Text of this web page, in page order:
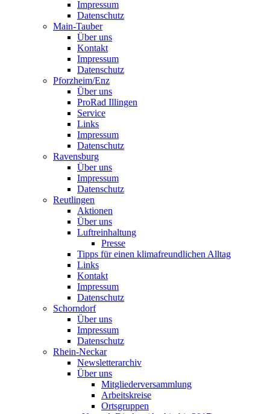
Impressum
Datenschutz
Main-Tauber
Über uns
Kontakt
Impressum
Datenschutz
Pforzheim/Enz
Über uns
ProRad Illingen
Service
Links
Impressum
Datenschutz
Ravensburg
Über uns
Impressum
Datenschutz
Reutlingen
Aktionen
Über uns
Luftreinhaltung
Presse
Tipps für einen klimafreundlichen Alltag
Links
Kontakt
Impressum
Datenschutz
Schorndorf
Über uns
Impressum
Datenschutz
Rhein-Neckar
Newsletterarchiv
Über uns
Mitgliederversammlung
Arbeitskreise
Ortsgruppen